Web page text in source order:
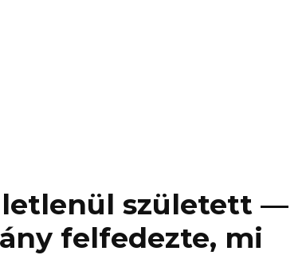
született —
felfedezte, mi